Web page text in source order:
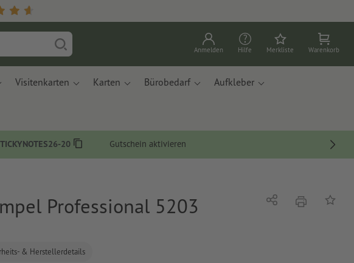
Anmelden Hilfe Merkliste Warenkorb
Visitenkarten Karten Bürobedarf Aufkleber
20 Gutschein aktivieren
Professional 5203
& Herstellerdetails
Teilen DruckenAuf